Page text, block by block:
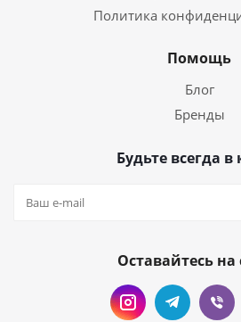
Политика
Помощь
Блог
Бренды
Будьте всегда в
Оставайтесь на